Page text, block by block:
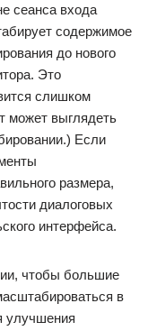
сеанса входа
содержимое
до нового
Это
слишком
может выглядеть
Если
размера,
диалоговых
интерфейса.
чтобы большие
в
улучшения